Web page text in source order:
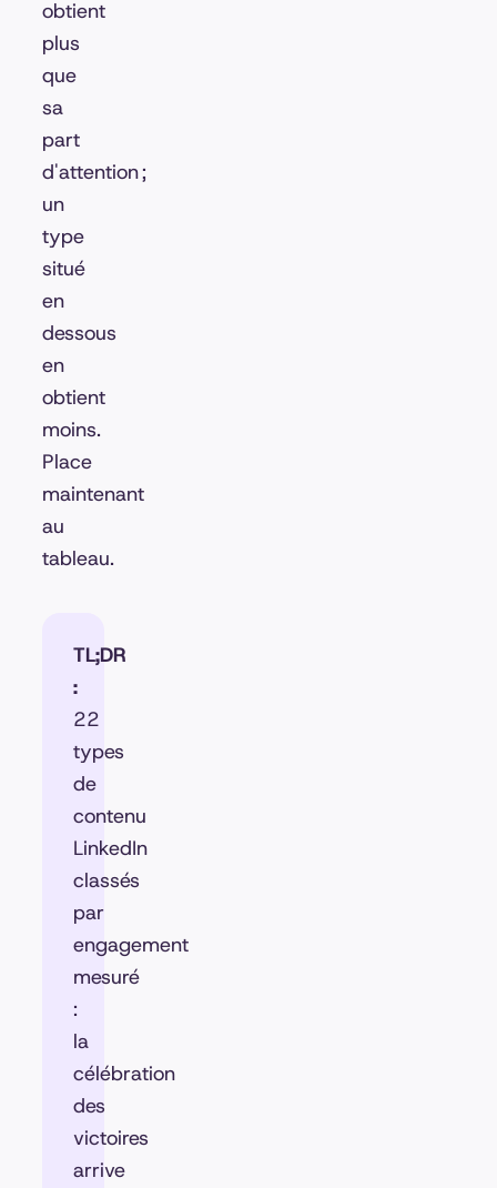
obtient
plus
que
sa
part
d'attention ;
un
type
situé
en
dessous
en
obtient
moins.
Place
maintenant
au
tableau.
TL;DR
:
22
types
de
contenu
LinkedIn
classés
par
engagement
mesuré
:
la
célébration
des
victoires
arrive